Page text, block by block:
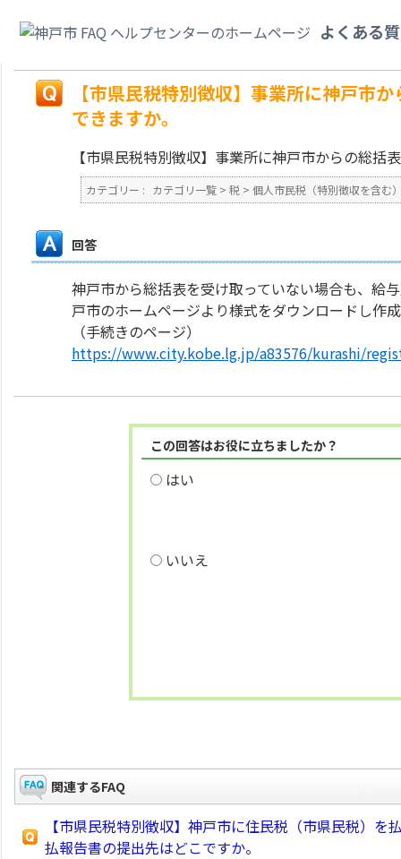
よくある
書の提出はできますか。
【市県民税特別徴収】事業所に神戸市
できますか。
【市県民税特別徴収】事業所に神戸市からの総
カテゴリー : カテゴリ一覧 > 税 > 個人市民税（特別徴収を含む
回答
神戸市から総括表を受け取っていない場合も、給
戸市のホームページより様式をダウンロードし作
（手続きのページ）
https://www.city.kobe.lg.jp/a83576/kurashi/
この回答はお役に立ちましたか？
はい
いいえ
関連するFAQ
【市県民税特別徴収】神戸市に住民税（市県民税）
払報告書の提出先はどこですか。